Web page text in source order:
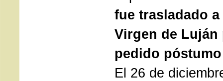
fue trasladado
Virgen de Luján
pedido
El 26 de